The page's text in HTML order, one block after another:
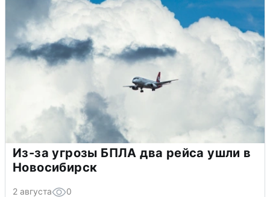
Из-за угрозы БПЛА два рейса ушли в
Новосибирск
2 августа 0